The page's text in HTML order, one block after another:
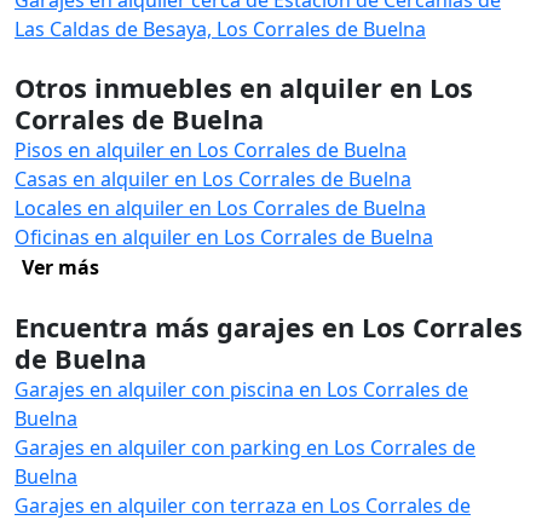
Las Caldas de Besaya, Los Corrales de Buelna
Otros inmuebles en alquiler en Los
Corrales de Buelna
Pisos en alquiler en Los Corrales de Buelna
Casas en alquiler en Los Corrales de Buelna
Locales en alquiler en Los Corrales de Buelna
Oficinas en alquiler en Los Corrales de Buelna
Ver más
Encuentra más garajes en Los Corrales
de Buelna
Garajes en alquiler con piscina en Los Corrales de
Buelna
Garajes en alquiler con parking en Los Corrales de
Buelna
Garajes en alquiler con terraza en Los Corrales de